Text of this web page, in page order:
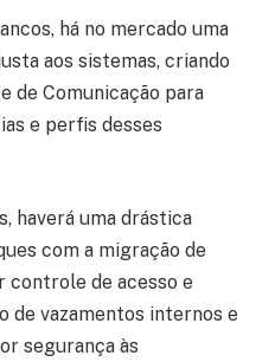
há no mercado uma
aos sistemas, criando
de Comunicação para
e perfis desses
haverá uma drástica
com a migração de
controle de acesso e
de vazamentos internos e
segurança às